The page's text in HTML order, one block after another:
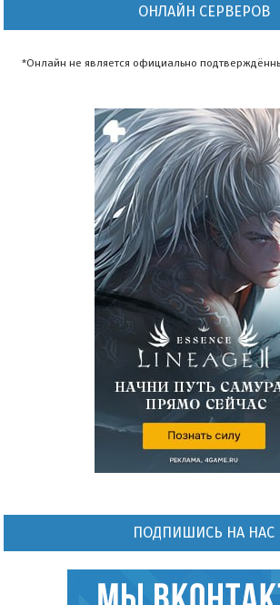
ОНЛАЙН СЕРВЕРОВ
*Онлайн не является официально
ПОДПИШИСЬ НА НАС